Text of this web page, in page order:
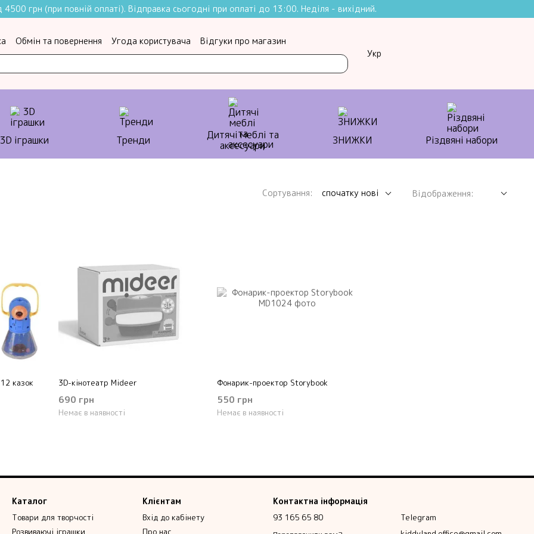
грн (при повній оплаті). Відправка сьогодні при оплаті до 13:00. Неділя - вихідний.
Обмін та повернення Угода користувача
Відгуки про магазин
Укр
3D іграшки Тренди
Дитячі меблі та
аксесуари
ЗНИЖКИ Різдвяні набори
Сортування: спочатку нові Відображення:
казок
3D-кінотеатр Mideer
690 грн
Немає в наявності
Фонарик-проектор Storybook
550 грн
Немає в наявності
Каталог
Товари для творчості
Розвиваючі іграшки
Клієнтам
Вхід до кабінету
Про нас
Контактна інформація
93 165 65 80
Telegram